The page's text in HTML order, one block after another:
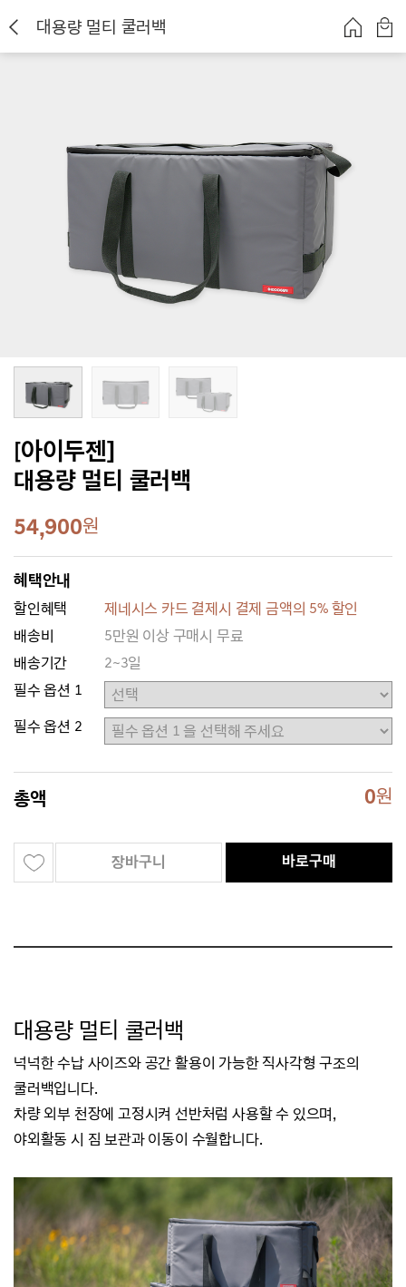
대용량 멀티 쿨러백
[아이두젠]
대용량 멀티 쿨러백
54,900원
혜택안내
할인혜택
제네시스 카드 결제시 결제 금액의 5% 할인
배송비
5만원 이상 구매시 무료
배송기간
2~3일
필수 옵션 1
필수 옵션 2
총액 0원
장바구니 바로구매
대용량 멀티 쿨러백
넉넉한 수납 사이즈와 공간 활용이 가능한 직사각형 구조의
쿨러백입니다.
차량 외부 천장에 고정시켜 선반처럼 사용할 수 있으며,
야외활동 시 짐 보관과 이동이 수월합니다.